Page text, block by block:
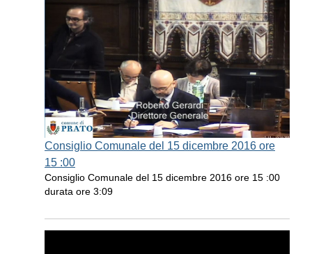
Consiglio Comunale del 15 dicembre 2016 ore
15 :00
Consiglio Comunale del 15 dicembre 2016 ore 15 :00
durata ore 3:09